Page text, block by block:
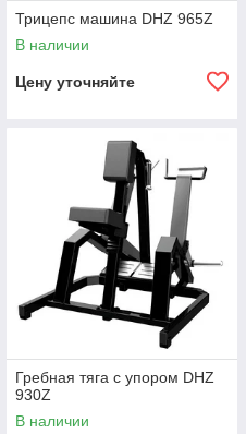
Трицепс машина DHZ 965Z
В наличии
Цену уточняйте
Гребная тяга с упором DHZ
930Z
В наличии